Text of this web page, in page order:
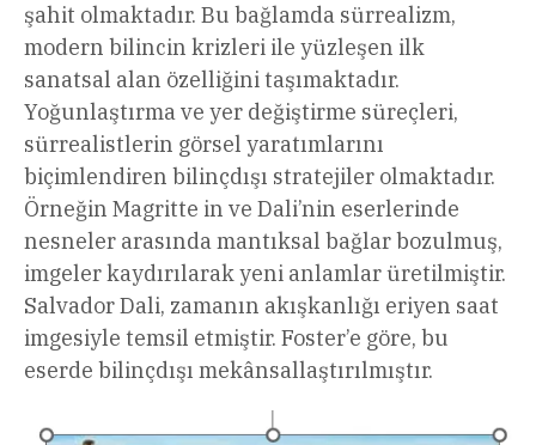
şahit olmaktadır. Bu bağlamda sürrealizm,
modern bilincin krizleri ile yüzleşen ilk
sanatsal alan özelliğini taşımaktadır.
Yoğunlaştırma ve yer değiştirme süreçleri,
sürrealistlerin görsel yaratımlarını
biçimlendiren bilinçdışı stratejiler olmaktadır.
Örneğin Magritte in ve Dali’nin eserlerinde
nesneler arasında mantıksal bağlar bozulmuş,
imgeler kaydırılarak yeni anlamlar üretilmiştir.
Salvador Dali, zamanın akışkanlığı eriyen saat
imgesiyle temsil etmiştir. Foster’e göre, bu
eserde bilinçdışı mekânsallaştırılmıştır.